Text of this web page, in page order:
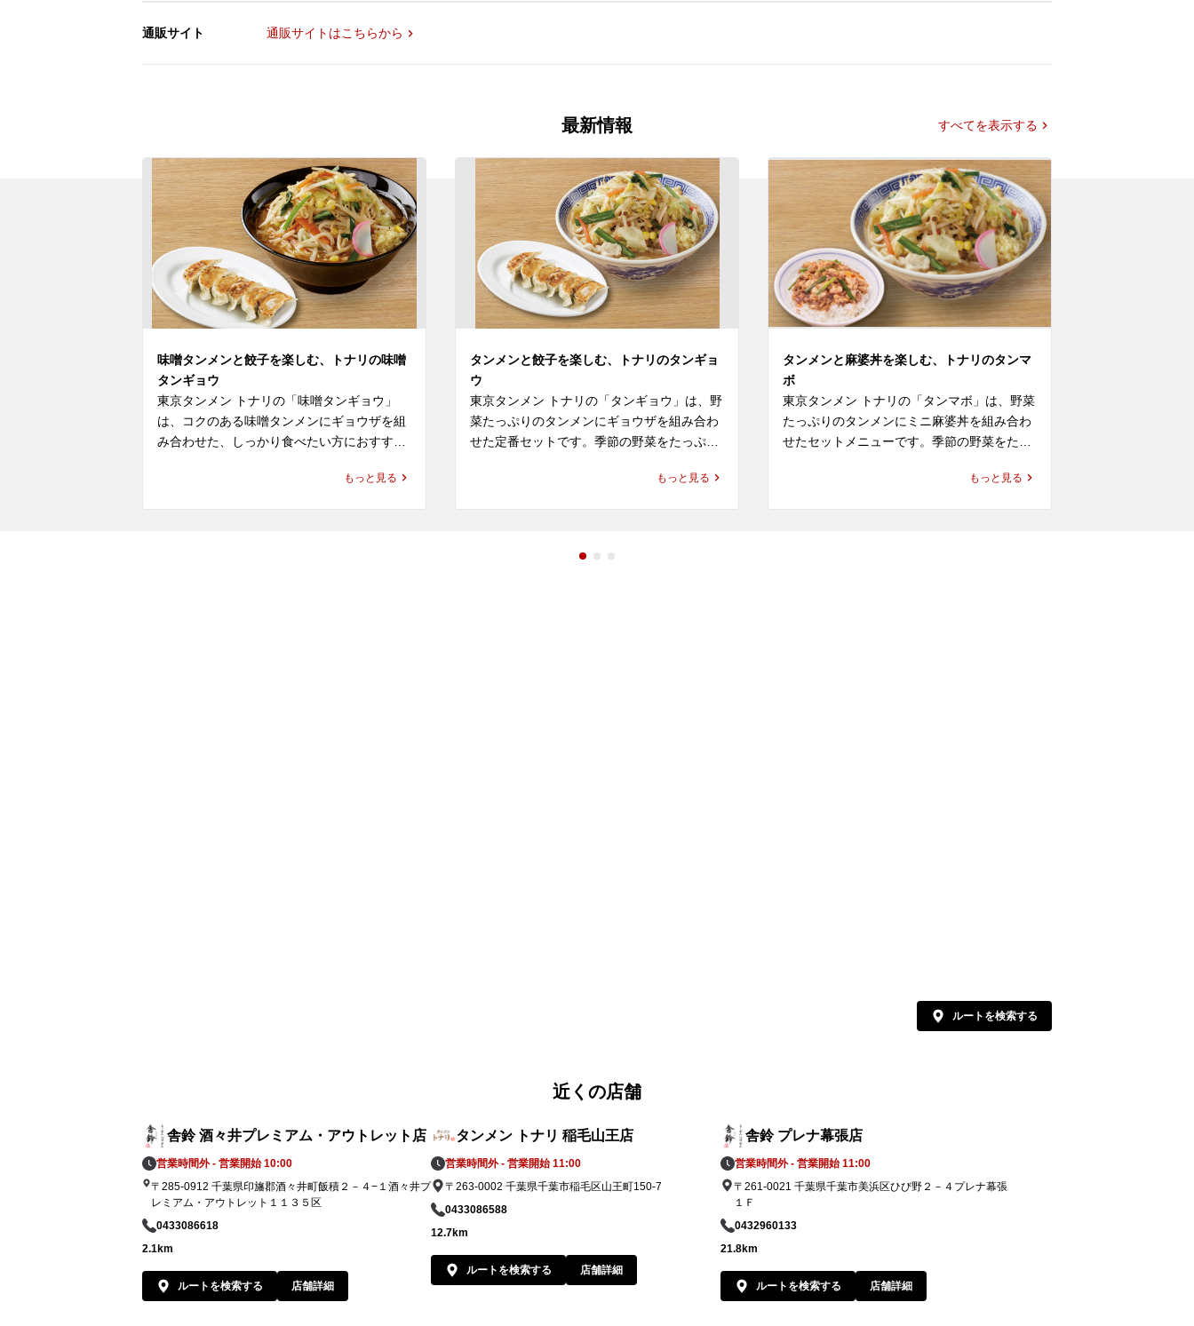
通販サイト 通販サイトはこちらから
最新情報 すべてを表示する
味噌タンメンと餃子を楽しむ、トナリの味噌
タンギョウ
東京タンメン トナリの「味噌タンギョウ」
は、コクのある味噌タンメンにギョウザを組
み合わせた、しっかり食べたい方におすすめ
メンに味噌の深みが重なり、相性のよいギョ
もっと見る
タンメンと餃子を楽しむ、トナリのタンギョ
ウ
東京タンメン トナリの「タンギョウ」は、野
菜たっぷりのタンメンにギョウザを組み合わ
せた定番セットです。季節の野菜をたっぷり
を合わせることで、ラーメンの満足感と中華
している方、近くのラーメン屋やレストラ
もっと見る
タンメンと麻婆丼を楽しむ、トナリのタンマ
ボ
東京タンメン トナリの「タンマボ」は、野菜
たっぷりのタンメンにミニ麻婆丼を組み合わ
せたセットメニューです。季節の野菜をたっ
感のあるミニ麻婆丼を合わせることで、しっ
もっと見る
ルートを検索する
近くの店舗
舎鈴 酒々井プレミアム・アウトレット店
営業時間外 - 営業開始 10:00
〒285-0912 千葉県印旛郡酒々井町飯積２－４−１酒々井プ
レミアム・アウトレット１１３５区
0433086618
2.1km
ルートを検索する 店舗詳細
タンメン トナリ 稲毛山王店
営業時間外 - 営業開始 11:00
〒263-0002 千葉県千葉市稲毛区山王町150-7
0433086588
12.7km
ルートを検索する 店舗詳細
舎鈴 プレナ幕張店
営業時間外 - 営業開始 11:00
〒261-0021 千葉県千葉市美浜区ひび野２－４プレナ幕張
１Ｆ
0432960133
21.8km
ルートを検索する 店舗詳細